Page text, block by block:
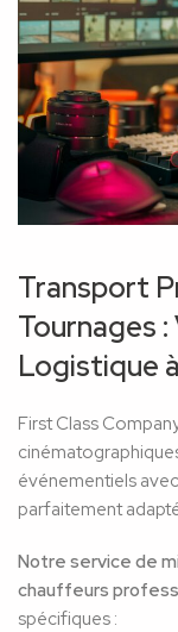
Transport
Tournages
Logistique
First Class
événementiels
parfaitement
Notre service de
chauffeurs
spécifiques :